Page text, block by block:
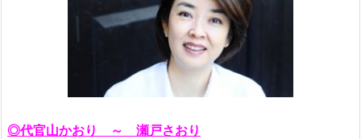
◎代官山かおり ～ 瀬戸さおり